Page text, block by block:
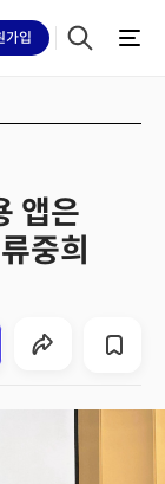
가입
앱은
중희